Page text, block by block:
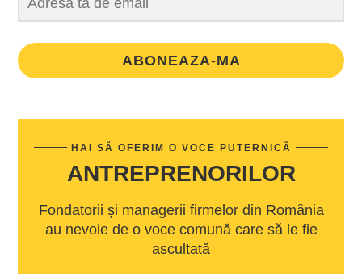
ABONEAZA-MA
HAI SĂ OFERIM O VOCE PUTERNICĂ
ANTREPRENORILOR
Fondatorii și managerii firmelor din România
au nevoie de o voce comună care să le fie
ascultată